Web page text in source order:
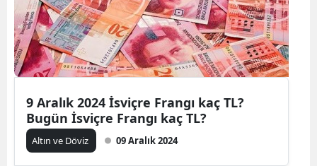
9 Aralık 2024 İsviçre Frangı kaç TL?
Bugün İsviçre Frangı kaç TL?
Altın ve Döviz 09 Aralık 2024